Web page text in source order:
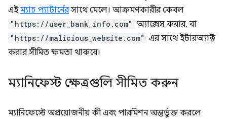
এইম্যাচ প্যাটার্নেরসাথে মেলে। আক্রমণকারীর কেবল
"https://user_bank_info.com" অ্যাক্সেস করার, বা
"https://malicious_website.com" এর সাথে ইন্টারঅ্যাক্ট
করার সীমিত ক্ষমতা থাকবে।
ম্যানিফেস্ট ক্ষেত্রগুলি সীমিত করুন
ম্যানিফেস্টে অপ্রয়োজনীয় কী এবং পারমিশন অন্তর্ভুক্ত করলে